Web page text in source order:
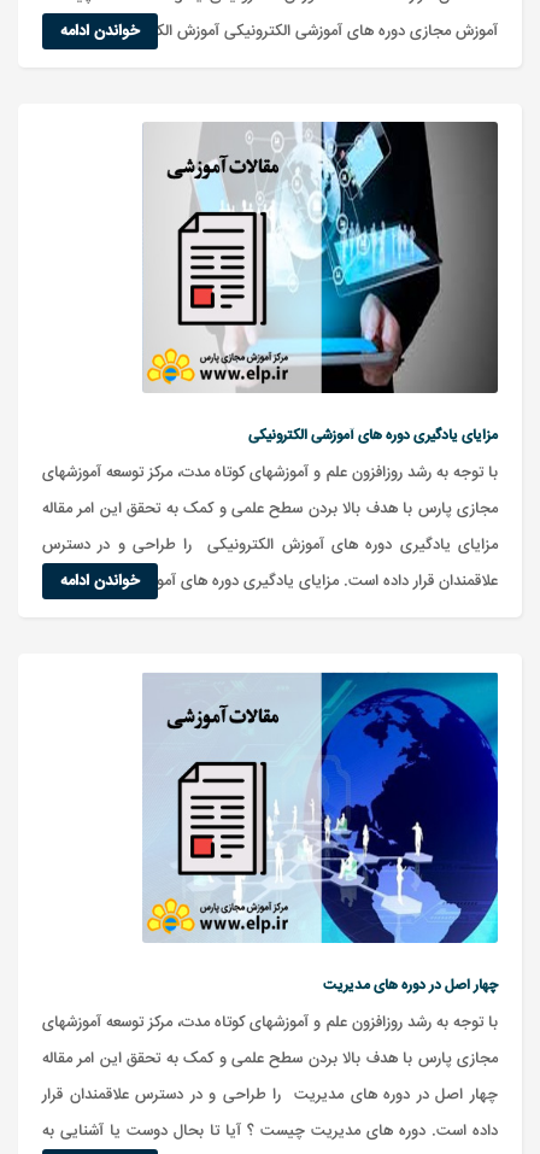
آموزش مجازی دوره های آموزشی الکترونیکی آموزش الکترونیکی یا
خواندن ادامه
مزایای یادگیری دوره های آموزشی الکترونیکی
با توجه به رشد روزافزون علم و آموزشهای کوتاه مدت، مرکز توسعه آموزشهای
مجازی پارس با هدف بالا بردن سطح علمی و کمک به تحقق این امر مقاله
مزایای یادگیری دوره های آموزش الکترونیکی را طراحی و در دسترس
علاقمندان قرار داده است. مزایای یادگیری دوره های آموزشی الکترونیکی
خواندن ادامه
چهار اصل در دوره های مدیریت
با توجه به رشد روزافزون علم و آموزشهای کوتاه مدت، مرکز توسعه آموزشهای
مجازی پارس با هدف بالا بردن سطح علمی و کمک به تحقق این امر مقاله
چهار اصل در دوره های مدیریت را طراحی و در دسترس علاقمندان قرار
داده است. دوره های مدیریت چیست ؟ آیا تا بحال دوست یا آشنایی به